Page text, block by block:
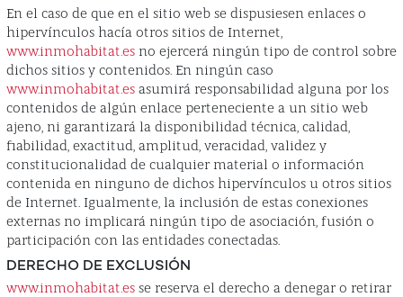
En el caso de que en el sitio web se dispusiesen enlaces o
hipervínculos hacía otros sitios de Internet,
www.inmohabitat.esno ejercerá ningún tipo de control sobre
dichos sitios y contenidos. En ningún caso
www.inmohabitat.esasumirá responsabilidad alguna por los
contenidos de algún enlace perteneciente a un sitio web
ajeno, ni garantizará la disponibilidad técnica, calidad,
fiabilidad, exactitud, amplitud, veracidad, validez y
constitucionalidad de cualquier material o información
contenida en ninguno de dichos hipervínculos u otros sitios
de Internet. Igualmente, la inclusión de estas conexiones
externas no implicará ningún tipo de asociación, fusión o
participación con las entidades conectadas.
DERECHO DE EXCLUSIÓN
www.inmohabitat.esse reserva el derecho a denegar o retirar